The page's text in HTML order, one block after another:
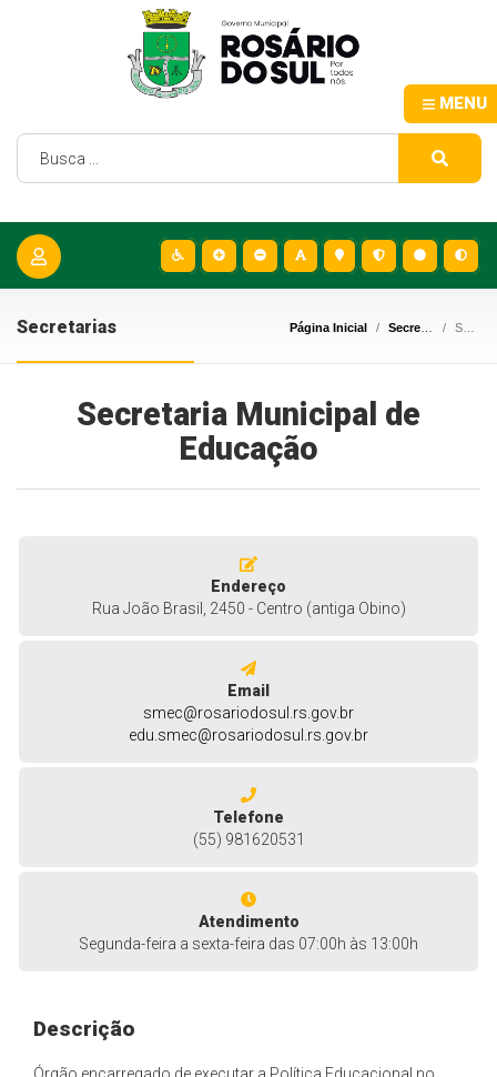
MENU
Secretarias Página Inicial Secretarias Secretaria Municipal de Educação
Secretaria Municipal de
Educação
Endereço
Rua João Brasil, 2450 - Centro (antiga Obino)
Email
smec@rosariodosul.rs.gov.br
edu.smec@rosariodosul.rs.gov.br
Telefone
(55) 981620531
Atendimento
Segunda-feira a sexta-feira das 07:00h às 13:00h
Descrição